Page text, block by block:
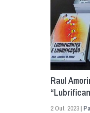
Raul
2 Out. 2023 |